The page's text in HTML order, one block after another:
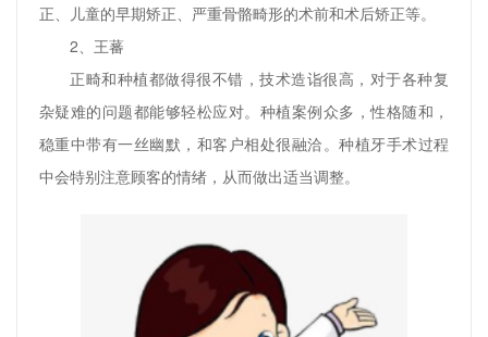
正、儿童的早期矫正、严重骨骼畸形的术前和术后矫正等。
2、王蕃
正畸和种植都做得很不错，技术造诣很高，对于各种复
杂疑难的问题都能够轻松应对。种植案例众多，性格随和，
稳重中带有一丝幽默，和客户相处很融洽。种植牙手术过程
中会特别注意顾客的情绪，从而做出适当调整。